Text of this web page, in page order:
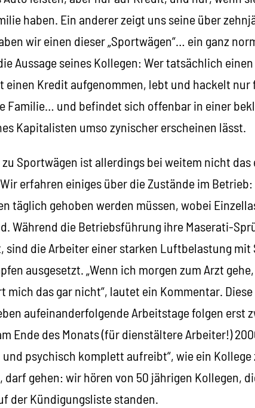
haben. Ein anderer zeigt uns seine über
wir einen dieser „Sportwägen“… ein ganz
Aussage seines Kollegen: Wer tatsächlich
einen Kredit aufgenommen, lebt und hackelt
Familie… und befindet sich offenbar in einer
Kapitalisten umso zynischer erscheinen lässt.
zu Sportwägen ist allerdings bei weitem nicht
erfahren einiges über die Zustände im
täglich gehoben werden müssen, wobei
Während die Betriebsführung ihre Maserati-
sind die Arbeiter einer starken Luftbelastung mit
ausgesetzt. „Wenn ich morgen zum Arzt
mich das gar nicht“, lautet ein Kommentar.
aufeinanderfolgende Arbeitstage folgen erst
Ende des Monats (für dienstältere Arbeiter!)
psychisch komplett aufreibt“, wie ein Kollege
gehen: wir hören von 50 jährigen Kollegen,
der Kündigungsliste standen.